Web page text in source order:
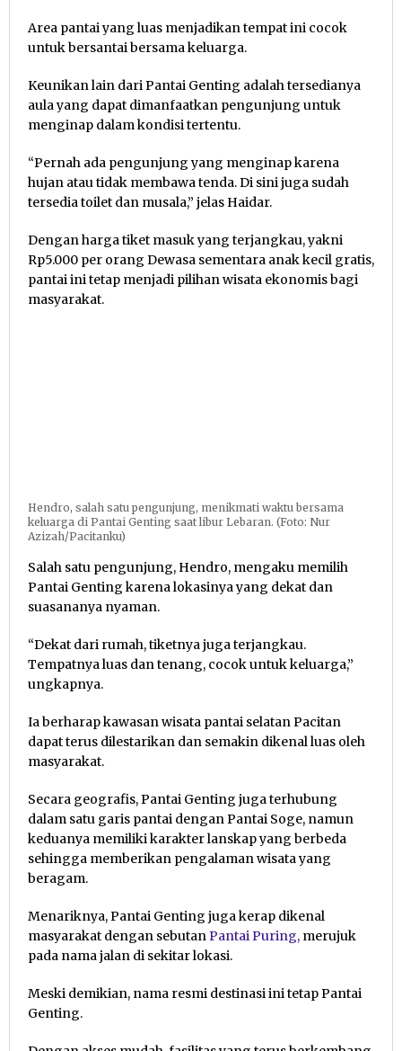
Area pantai yang luas menjadikan tempat ini cocok
untuk bersantai bersama keluarga.
Keunikan lain dari Pantai Genting adalah tersedianya
aula yang dapat dimanfaatkan pengunjung untuk
menginap dalam kondisi tertentu.
“Pernah ada pengunjung yang menginap karena
hujan atau tidak membawa tenda. Di sini juga sudah
tersedia toilet dan musala,” jelas Haidar.
Dengan harga tiket masuk yang terjangkau, yakni
Rp5.000 per orang Dewasa sementara anak kecil gratis,
pantai ini tetap menjadi pilihan wisata ekonomis bagi
masyarakat.
Hendro, salah satu pengunjung, menikmati waktu bersama
keluarga di Pantai Genting saat libur Lebaran. (Foto: Nur
Azizah/Pacitanku)
Salah satu pengunjung, Hendro, mengaku memilih
Pantai Genting karena lokasinya yang dekat dan
suasananya nyaman.
“Dekat dari rumah, tiketnya juga terjangkau.
Tempatnya luas dan tenang, cocok untuk keluarga,”
ungkapnya.
Ia berharap kawasan wisata pantai selatan Pacitan
dapat terus dilestarikan dan semakin dikenal luas oleh
masyarakat.
Secara geografis, Pantai Genting juga terhubung
dalam satu garis pantai dengan Pantai Soge, namun
keduanya memiliki karakter lanskap yang berbeda
sehingga memberikan pengalaman wisata yang
beragam.
Menariknya, Pantai Genting juga kerap dikenal
masyarakat dengan sebutanPantai Puring, merujuk
pada nama jalan di sekitar lokasi.
Meski demikian, nama resmi destinasi ini tetap Pantai
Genting.